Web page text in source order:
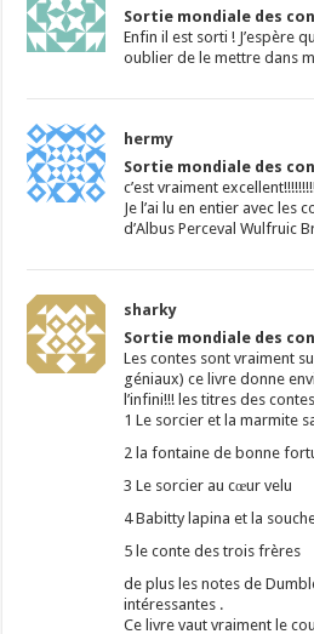
Sortie mondiale des
Enfin il est sorti ! J’espère
oublier de le mettre dans
hermy
Sortie mondiale des
c’est vraiment
Je l’ai lu en entier avec les
d’Albus Perceval Wulfruic
sharky
Sortie mondiale des
Les contes sont vraiment
géniaux) ce livre donne
l’infini!!! les titres des
1 Le sorcier et la marmite
2 la fontaine de bonne
3 Le sorcier au cœur velu
4 Babitty lapina et la
5 le conte des trois frères
de plus les notes de
intéressantes .
Ce livre vaut vraiment le